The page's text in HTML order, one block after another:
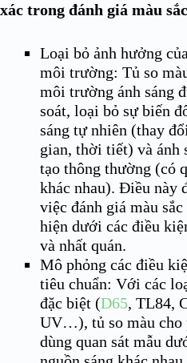
xác trong đánh giá màu
Loại bỏ ảnh hưởng
môi trường: Tủ so
môi trường ánh sáng
soát, loại bỏ sự biến
sáng tự nhiên (thay
gian, thời tiết) và ánh
tạo thông thường (có
khác nhau). Điều này
việc đánh giá màu
hiện dưới các điều
và nhất quán.
Mô phỏng các điều
tiêu chuẩn: Với các
đặc biệt (D65, TL84,
UV…), tủ so màu cho
dùng quan sát mẫu